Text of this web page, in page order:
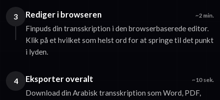
3 Rediger i browseren ~2 min.
Finpuds din transskription i den browserbaserede editor.
Klik på et hvilket som helst ord for at springe til det punkt
i lyden.
4 Eksporter overalt ~10 sek.
Download din Arabisk transskription som Word, PDF,